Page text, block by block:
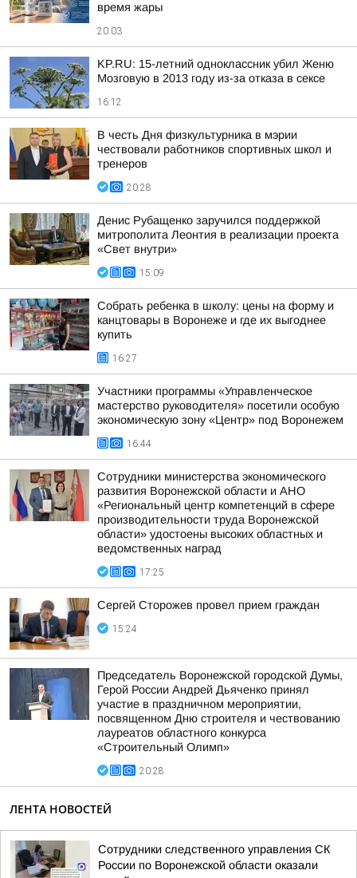
время жары
20:03
KP.RU: 15-летний одноклассник убил Женю
Мозговую в 2013 году из-за отказа в сексе
16:12
В честь Дня физкультурника в мэрии
чествовали работников спортивных школ и
тренеров
20:28
Денис Рубащенко заручился поддержкой
митрополита Леонтия в реализации проекта
«Свет внутри»
15:09
Собрать ребенка в школу: цены на форму и
канцтовары в Воронеже и где их выгоднее
купить
16:27
Участники программы «Управленческое
мастерство руководителя» посетили особую
экономическую зону «Центр» под Воронежем
16:44
Сотрудники министерства экономического
развития Воронежской области и АНО
«Региональный центр компетенций в сфере
производительности труда Воронежской
области» удостоены высоких областных и
ведомственных наград
17:25
Сергей Сторожев провел прием граждан
15:24
Председатель Воронежской городской Думы,
Герой России Андрей Дьяченко принял
участие в праздничном мероприятии,
посвященном Дню строителя и чествованию
лауреатов областного конкурса
«Строительный Олимп»
20:28
ЛЕНТА НОВОСТЕЙ
Сотрудники следственного управления СК
России по Воронежской области оказали